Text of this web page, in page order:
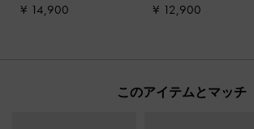
¥ 14,900 ¥ 12,900
このアイテムとマッチ